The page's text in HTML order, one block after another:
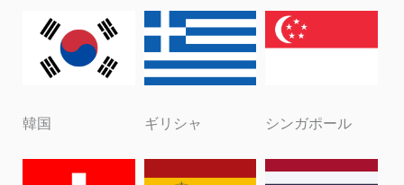
韓国 ギリシャ シンガポール